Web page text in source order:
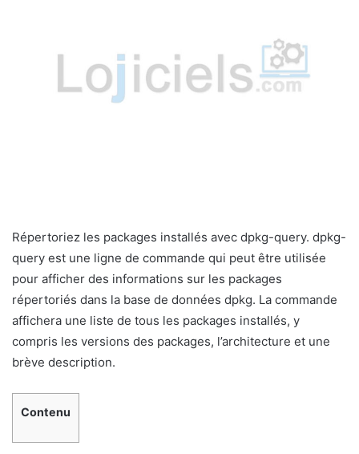
Répertoriez les packages installés avec dpkg-query. dpkg-
query est une ligne de commande qui peut être utilisée
pour afficher des informations sur les packages
répertoriés dans la base de données dpkg. La commande
affichera une liste de tous les packages installés, y
compris les versions des packages, l’architecture et une
brève description.
Contenu